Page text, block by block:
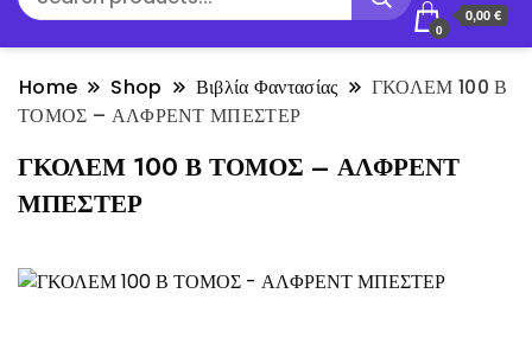
0
0,00 €
Home Shop Βιβλία Φαντασίας
ΓΚΟΛΕΜ 100 Β
ΤΟΜΟΣ – ΑΛΦΡΕΝΤ ΜΠΕΣΤΕΡ
ΓΚΟΛΕΜ 100 Β ΤΟΜΟΣ – ΑΛΦΡΕΝΤ
ΜΠΕΣΤΕΡ